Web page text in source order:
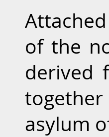
of the
derived
asylum